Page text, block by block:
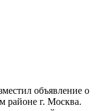
объявление о
районе г. Москва.